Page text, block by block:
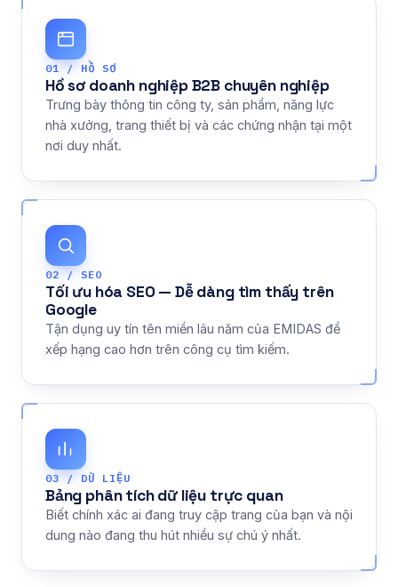
01 / HỒ SƠ
Hồ sơ doanh nghiệp B2B chuyên nghiệp
Trưng bày thông tin công ty, sản phẩm, năng lực
nhà xưởng, trang thiết bị và các chứng nhận tại một
nơi duy nhất.
02 / SEO
Tối ưu hóa SEO — Dễ dàng tìm thấy trên
Google
Tận dụng uy tín tên miền lâu năm của EMIDAS để
xếp hạng cao hơn trên công cụ tìm kiếm.
03 / DỮ LIỆU
Bảng phân tích dữ liệu trực quan
Biết chính xác ai đang truy cập trang của bạn và nội
dung nào đang thu hút nhiều sự chú ý nhất.